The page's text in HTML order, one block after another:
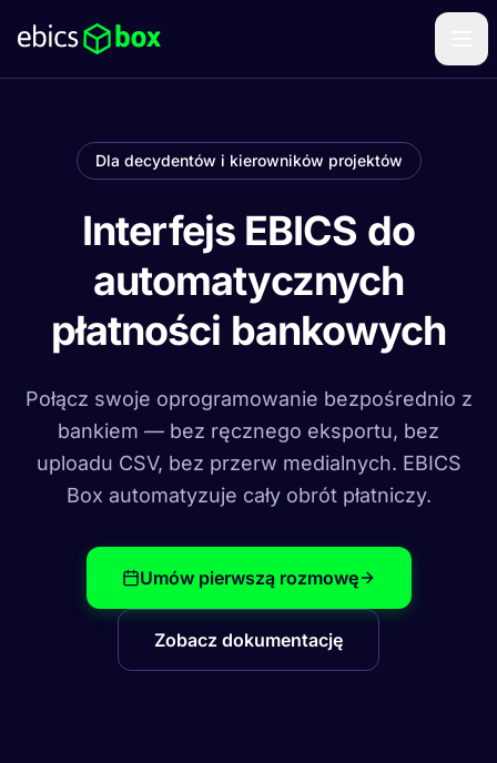
Dla decydentów i kierowników projektów
Interfejs EBICS do
automatycznych
płatności bankowych
Połącz swoje oprogramowanie bezpośrednio z
bankiem — bez ręcznego eksportu, bez
uploadu CSV, bez przerw medialnych. EBICS
Box automatyzuje cały obrót płatniczy.
Umów pierwszą rozmowę
Zobacz dokumentację